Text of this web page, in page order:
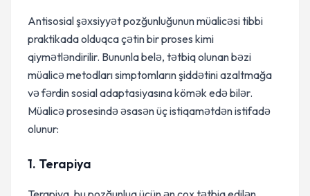
Antisosial şəxsiyyət pozğunluğunun müalicəsi tibbi
praktikada olduqca çətin bir proses kimi
qiymətləndirilir. Bununla belə, tətbiq olunan bəzi
müalicə metodları simptomların şiddətini azaltmağa
və fərdin sosial adaptasiyasına kömək edə bilər.
Müalicə prosesində əsasən üç istiqamətdən istifadə
olunur:
1. Terapiya